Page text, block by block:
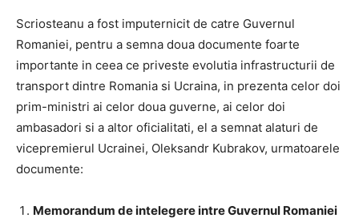
Scriosteanu a fost imputernicit de catre Guvernul
Romaniei, pentru a semna doua documente foarte
importante in ceea ce priveste evolutia infrastructurii de
transport dintre Romania si Ucraina, in prezenta celor doi
prim-ministri ai celor doua guverne, ai celor doi
ambasadori si a altor oficialitati, el a semnat alaturi de
vicepremierul Ucrainei, Oleksandr Kubrakov, urmatoarele
documente:
Memorandum de intelegere intre Guvernul Romaniei